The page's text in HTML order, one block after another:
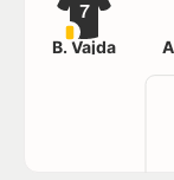
7
B. Vajda